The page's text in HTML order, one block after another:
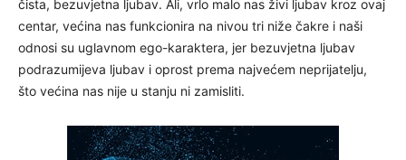
čista, bezuvjetna ljubav. Ali, vrlo malo nas živi ljubav kroz ovaj
centar, većina nas funkcionira na nivou tri niže čakre i naši
odnosi su uglavnom ego-karaktera, jer bezuvjetna ljubav
podrazumijeva ljubav i oprost prema najvećem neprijatelju,
što većina nas nije u stanju ni zamisliti.